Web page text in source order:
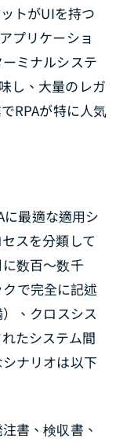
トがUIを持つ
プリケーショ
ミナルシステ
し、大量のレガ
RPAが特に人気
に最適な適用シ
スを分類して
数百〜数千
で完全に記述
、クロスシス
たシステム間
ナリオは以下
書、検収書、